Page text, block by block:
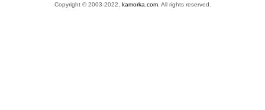
Copyright © 2003-2022, kamorka.com. All rights reserved.